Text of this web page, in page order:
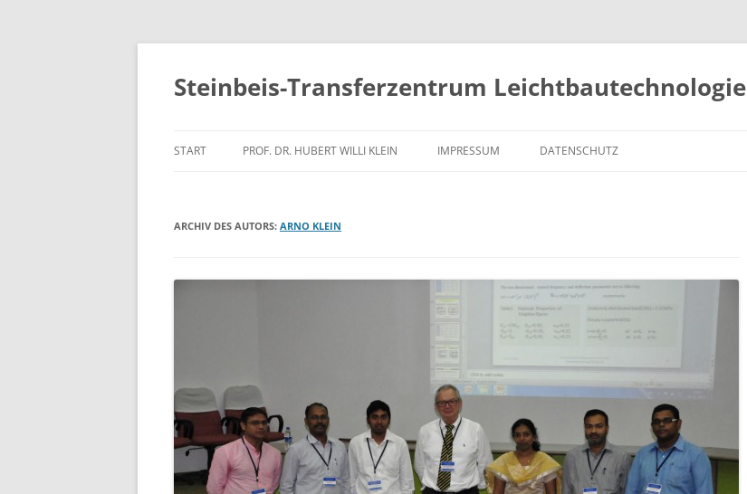
Zum
springen
Steinbeis-Transferzentrum Leichtbautechnologie
START PROF. DR. HUBERT WILLI KLEIN
VORTRÄGE
IMPRESSUM DATENSCHUTZ
ARCHIV DES AUTORS: ARNO KLEIN